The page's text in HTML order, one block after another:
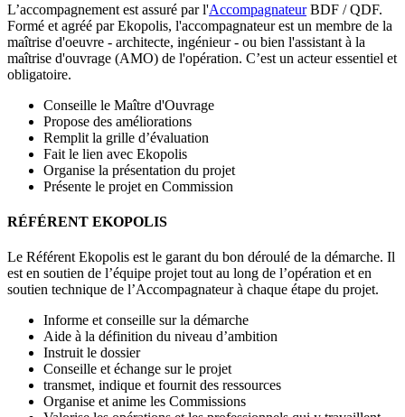
L’accompagnement est assuré par l'AccompagnateurBDF / QDF.
Formé et agréé par Ekopolis, l'accompagnateur est un membre de la
maîtrise d'oeuvre - architecte, ingénieur - ou bien l'assistant à la
maîtrise d'ouvrage (AMO) de l'opération. C’est un acteur essentiel et
obligatoire.
Conseille le Maître d'Ouvrage
Propose des améliorations
Remplit la grille d’évaluation
Fait le lien avec Ekopolis
Organise la présentation du projet
Présente le projet en Commission
RÉFÉRENT EKOPOLIS
Le Référent Ekopolis est le garant du bon déroulé de la démarche. Il
est en soutien de l’équipe projet tout au long de l’opération et en
soutien technique de l’Accompagnateur à chaque étape du projet.
Informe et conseille sur la démarche
Aide à la définition du niveau d’ambition
Instruit le dossier
Conseille et échange sur le projet
transmet, indique et fournit des ressources
Organise et anime les Commissions